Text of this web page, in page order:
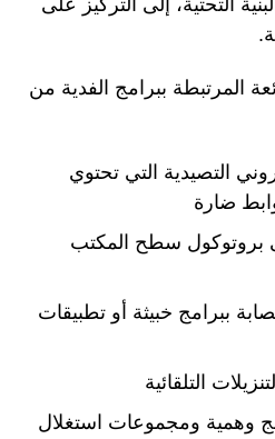
المرتبطة ببرامج الفدية من
التصيدية التي تحتوي
ضارة
بروتوكول سطح المكتب
ببرامج خبيثة أو تطبيقات
التلقائية
وهمية ومجموعات استغلال